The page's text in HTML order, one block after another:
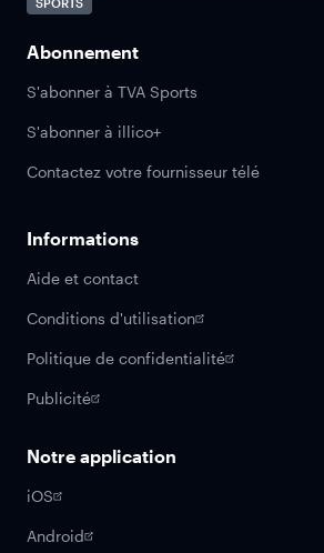
SPORTS
Abonnement
S'abonner à TVA Sports
S'abonner à illico+
Contactez votre fournisseur télé
Informations
Aide et contact
Conditions d'utilisation
Politique de confidentialité
Publicité
Notre application
iOS
Android